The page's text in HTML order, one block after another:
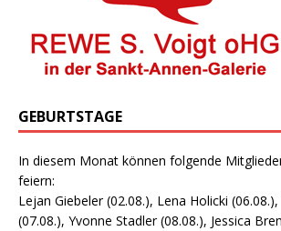
GEBURTSTAGE
In diesem Monat können folgende
feiern:
Lejan Giebeler (02.08.), Lena Holicki
(07.08.), Yvonne Stadler (08.08.), Jessica